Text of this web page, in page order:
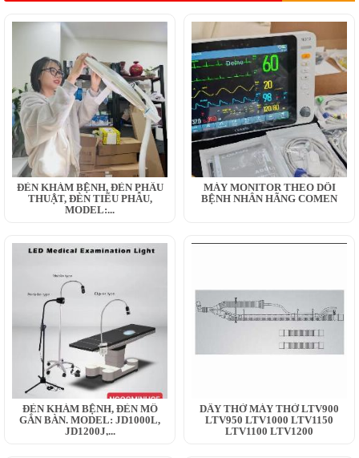
ĐÈN KHÁM BỆNH, ĐÈN PHẪU
THUẬT, ĐÈN TIỂU PHẪU,
MODEL:...
MÁY MONITOR THEO DÕI
BỆNH NHÂN HÃNG COMEN
ĐÈN KHÁM BỆNH, ĐÈN MỔ
GẮN BÀN. MODEL: JD1000L,
JD1200J,...
DÂY THỞ MÁY THỞ LTV900
LTV950 LTV1000 LTV1150
LTV1100 LTV1200